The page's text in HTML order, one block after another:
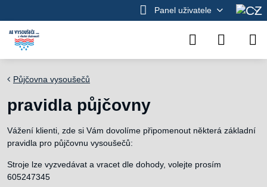
Panel uživatele
Půjčovna vysoušečů
pravidla půjčovny
Vážení klienti, zde si Vám dovolíme připomenout některá základní
pravidla pro půjčovnu vysoušečů:
Stroje lze vyzvedávat a vracet dle dohody, volejte prosím
605247345